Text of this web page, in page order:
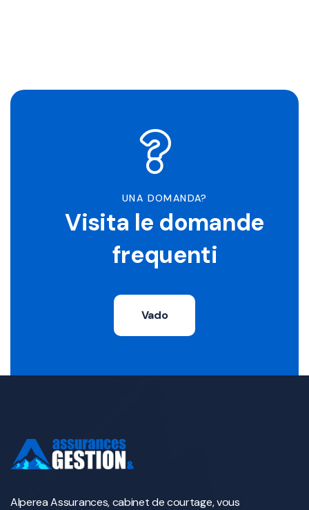
UNA DOMANDA?
Visita le domande
frequenti
Vado
Alperea Assurances, cabinet de courtage, vous